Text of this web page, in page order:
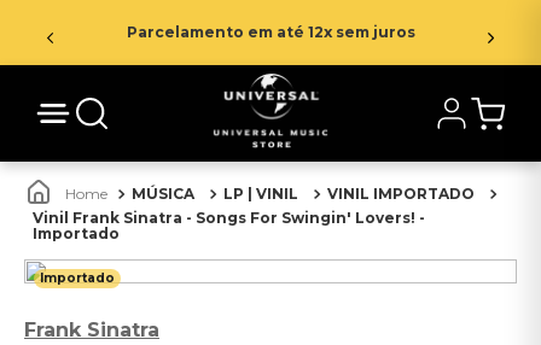
Parcelamento em até 12x sem juros
MÚSICA LP | VINIL
VINIL IMPORTADO
Vinil Frank Sinatra - Songs For Swingin' Lovers! -
Importado
Importado
Frank Sinatra